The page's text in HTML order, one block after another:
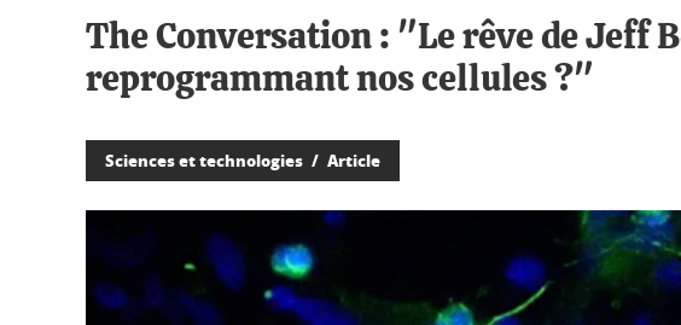
The Conversation : "Le rêve de Jeff
reprogrammant nos cellules ?"
Sciences et technologies Article